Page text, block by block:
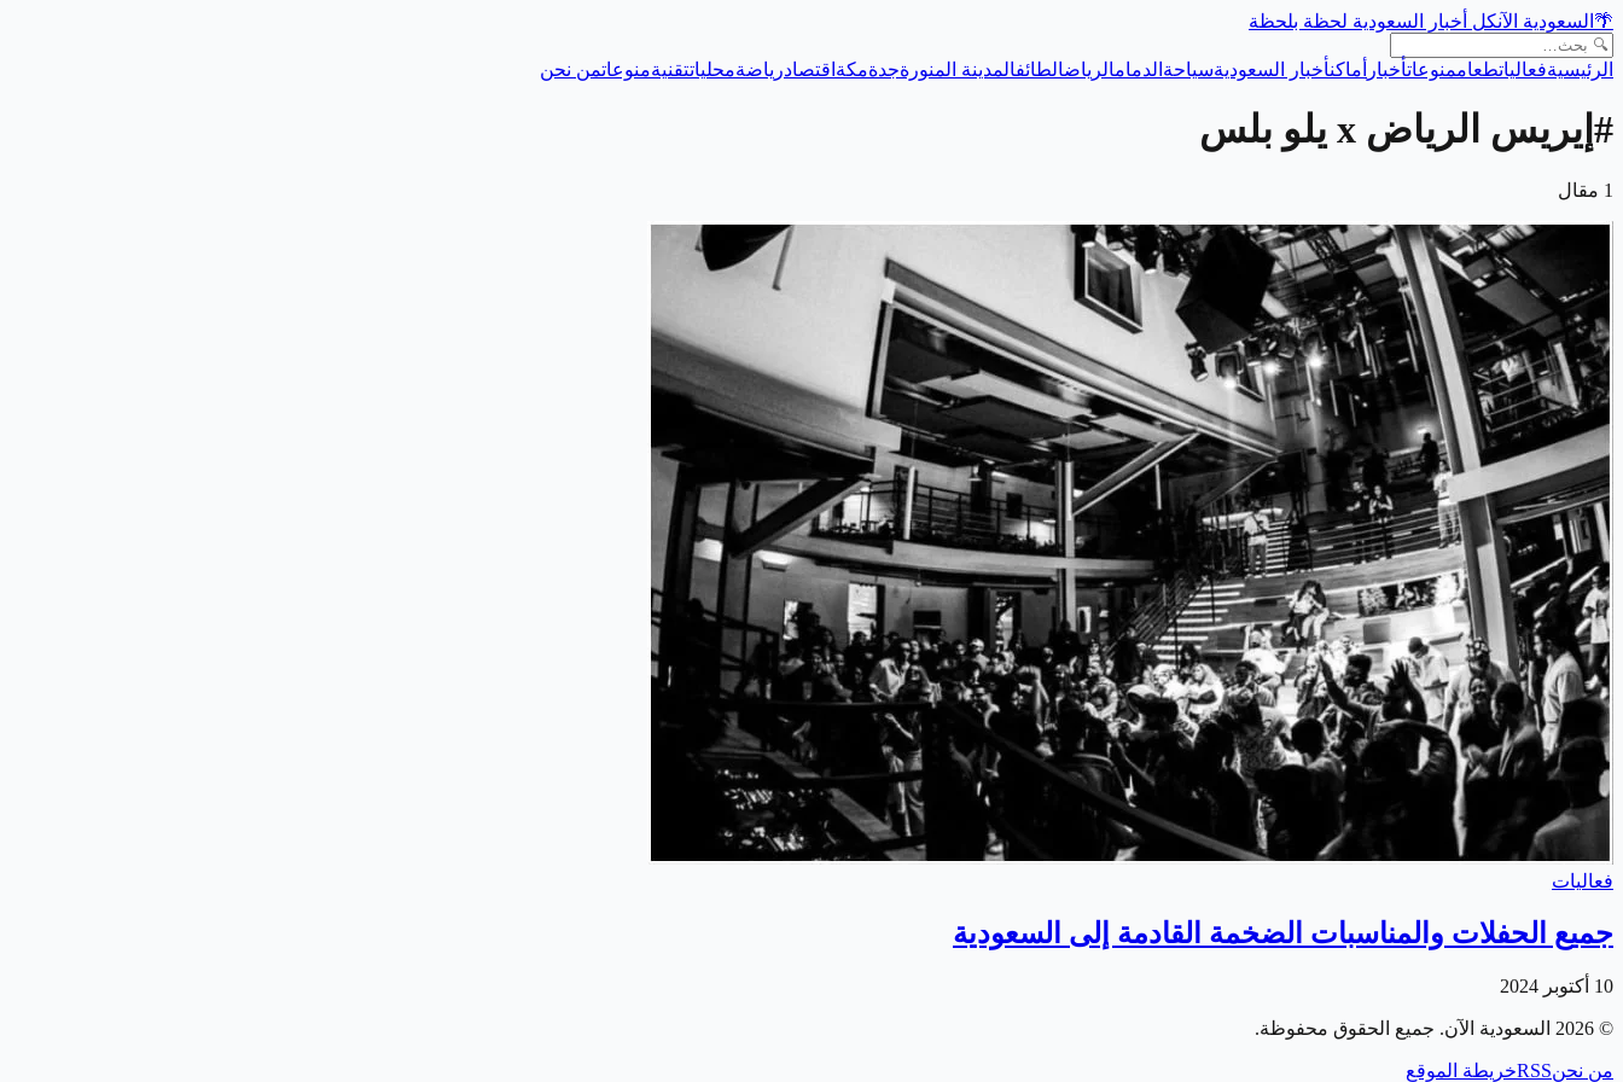
🌴 السعودية الآنكل أخبار السعودية لحظة بلحظة
الرئيسيةفعالياتطعاممنوعاتأخبار أماكنأخبار السعوديةسياحة الدمامالرياضالطائفالمدينة المنورةجدةمكة اقتصادرياضةمحلياتتقنيةمنوعاتمن نحن
# إيريس الرياض x يلو بلس
1 مقال
فعاليات
جميع الحفلات والمناسبات الضخمة القادمة إلى السعودية
10 أكتوبر 2024
©
2026 السعودية الآن. جميع الحقوق محفوظة.
من نحنRSSخريطة الموقع